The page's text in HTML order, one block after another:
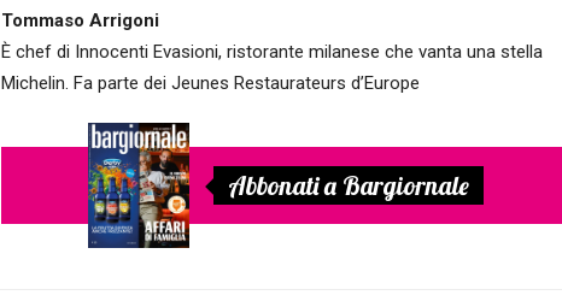
Tommaso Arrigoni
È chef di Innocenti Evasioni, ristorante milanese che vanta una stella
Michelin. Fa parte dei Jeunes Restaurateurs d’Europe
Abbonati a Bargiornale